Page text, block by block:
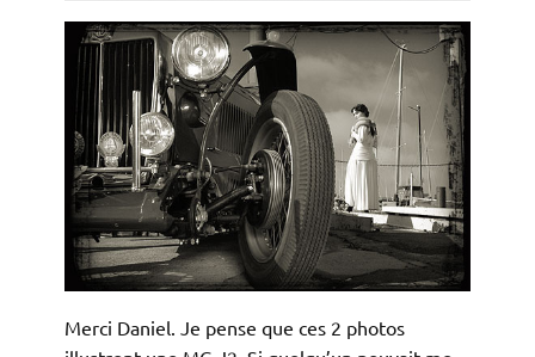
Merci Daniel. Je pense que ces 2 photos